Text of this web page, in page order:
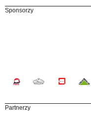
Sponsorzy
Partnerzy